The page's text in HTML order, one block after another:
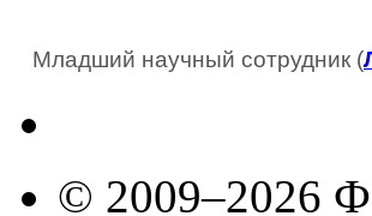
Младший научный сотрудник (
© 2009–2026